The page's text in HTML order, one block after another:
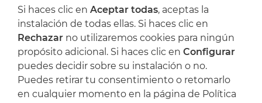
Artijoc
Soporte
Si haces clic en Aceptar todas, aceptas la
instalación de todas ellas. Si haces clic en
Rechazar no utilizaremos cookies para ningún
propósito adicional. Si haces clic en Configurar
puedes decidir sobre su instalación o no.
Puedes retirar tu consentimiento o retomarlo
en cualquier momento en la página de Política